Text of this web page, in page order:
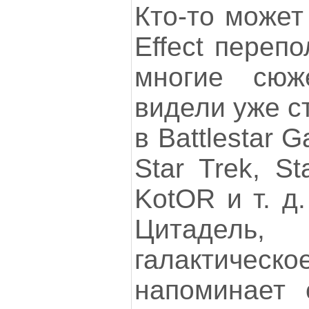
Кто-то
Effect
многие
видели уже
в Battlestar
Star Trek,
KotOR и т.
напоминает